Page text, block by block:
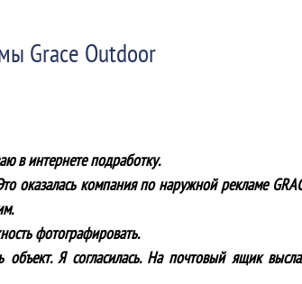
Grace Outdoor
в интернете подработку.
оказалась компания по наружной рекламе
фотографировать.
Я согласилась. На почтовый ящик